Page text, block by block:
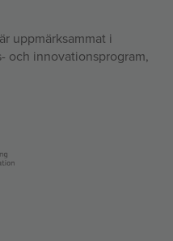
uppmärksammat i
och innovationsprogram,